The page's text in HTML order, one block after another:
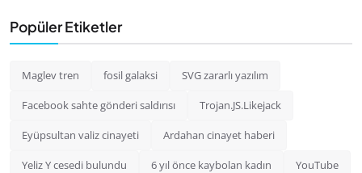
Popüler Etiketler
Maglev tren fosil galaksi SVG zararlı yazılım
Facebook sahte gönderi saldırısı Trojan.JS.Likejack
Eyüpsultan valiz cinayeti Ardahan cinayet haberi
Yeliz Y cesedi bulundu 6 yıl önce kaybolan kadın YouTube